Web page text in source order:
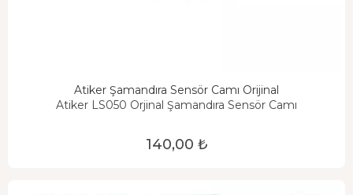
Atiker Şamandıra Sensör Camı Orijinal
Atiker LS050 Orjinal Şamandıra Sensör Camı
140,00 ₺